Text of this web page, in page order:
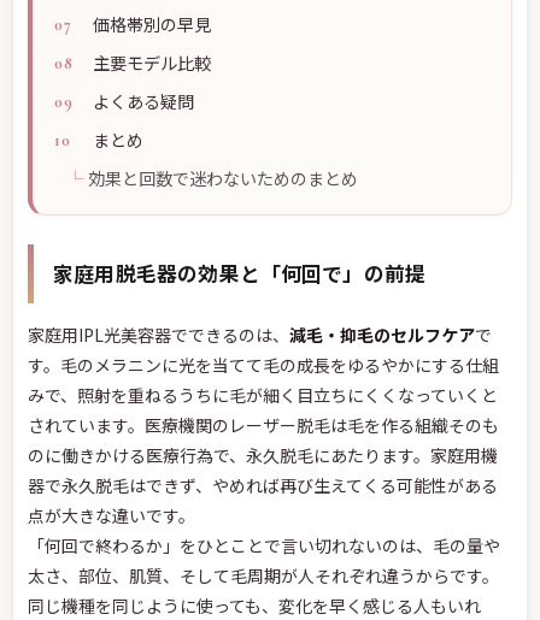
価格帯別の早見
主要モデル比較
よくある疑問
まとめ
効果と回数で迷わないためのまとめ
家庭用脱毛器の効果と「何回で」の前提
家庭用IPL光美容器でできるのは、 減毛・抑毛のセルフケアで
す。毛のメラニンに光を当てて毛の成長をゆるやかにする仕組
みで、照射を重ねるうちに毛が細く目立ちにくくなっていくと
されています。医療機関のレーザー脱毛は毛を作る組織そのも
のに働きかける医療行為で、永久脱毛にあたります。家庭用機
器で永久脱毛はできず、やめれば再び生えてくる可能性がある
点が大きな違いです。
「何回で終わるか」をひとことで言い切れないのは、毛の量や
太さ、部位、肌質、そして毛周期が人それぞれ違うからです。
同じ機種を同じように使っても、変化を早く感じる人もいれ